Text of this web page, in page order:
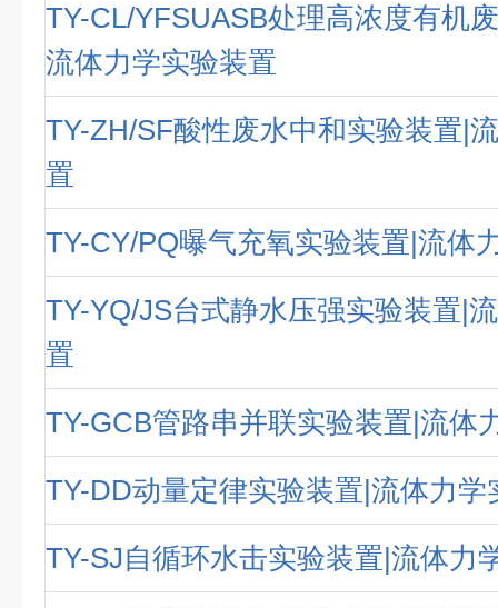
TY-CL/YFSUASB处理高浓度有机
流体力学实验装置
TY-ZH/SF酸性废水中和实验装置|
置
TY-CY/PQ曝气充氧实验装置|流体
TY-YQ/JS台式静水压强实验装置|
置
TY-GCB管路串并联实验装置|流体
TY-DD动量定律实验装置|流体力学
TY-SJ自循环水击实验装置|流体力